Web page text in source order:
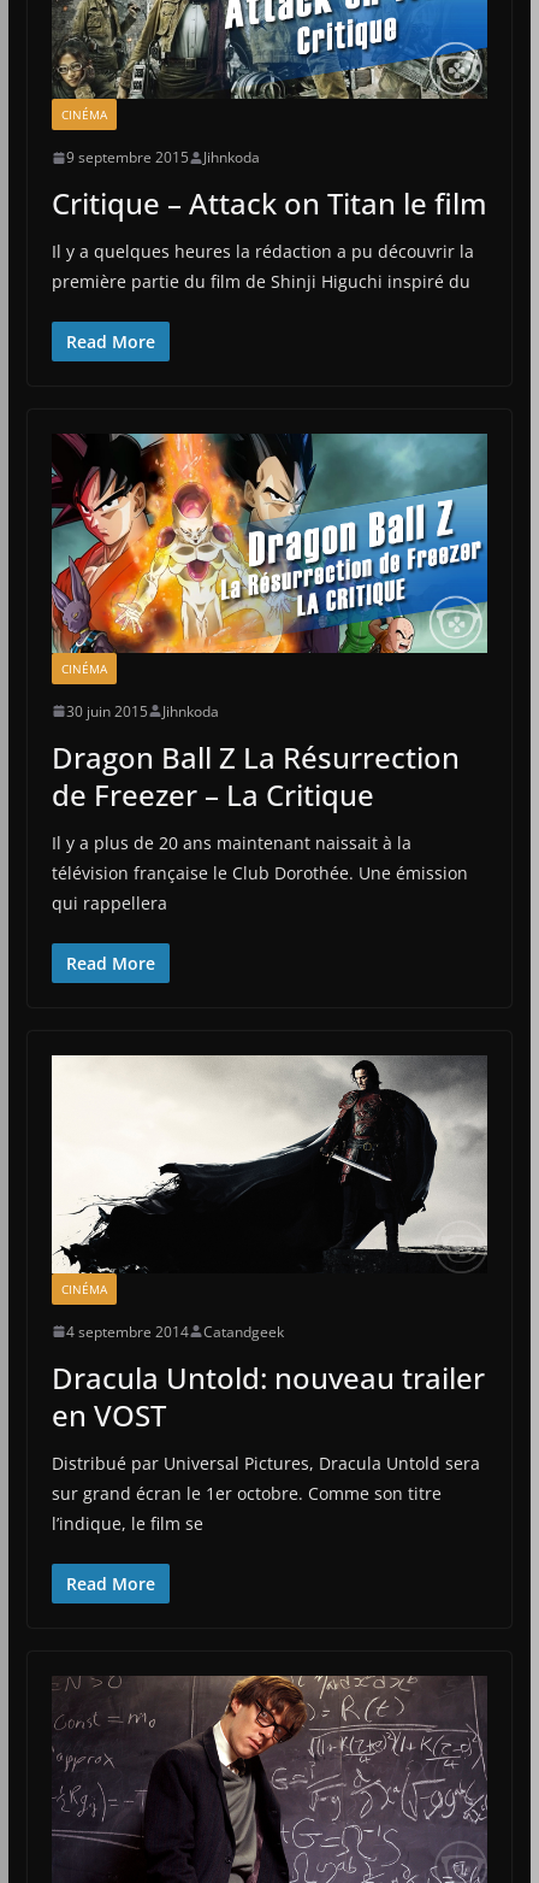
CINÉMA
9 septembre 2015 Jihnkoda
Critique – Attack on Titan le film
Il y a quelques heures la rédaction a pu découvrir la
première partie du film de Shinji Higuchi inspiré du
Read More
CINÉMA
30 juin 2015 Jihnkoda
Dragon Ball Z La Résurrection
de Freezer – La Critique
Il y a plus de 20 ans maintenant naissait à la
télévision française le Club Dorothée. Une émission
qui rappellera
Read More
CINÉMA
4 septembre 2014 Catandgeek
Dracula Untold: nouveau trailer
en VOST
Distribué par Universal Pictures, Dracula Untold sera
sur grand écran le 1er octobre. Comme son titre
l’indique, le film se
Read More